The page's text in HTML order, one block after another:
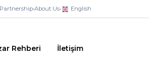
•About Us• English
Rehberi İletişim